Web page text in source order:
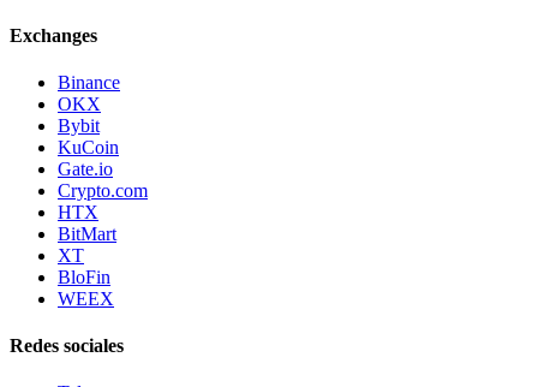
Exchanges
Binance
OKX
Bybit
KuCoin
Gate.io
Crypto.com
HTX
BitMart
XT
BloFin
WEEX
Redes sociales